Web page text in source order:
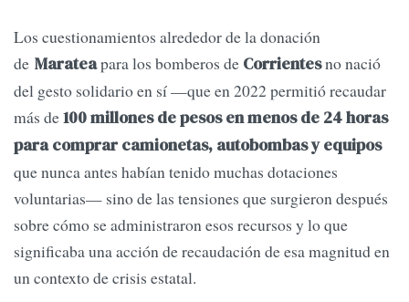
Los cuestionamientos alrededor de la donación
de Marateapara los bomberos de Corrientesno nació
del gesto solidario en sí —que en 2022 permitió recaudar
más de100 millones de pesos en menos de 24 horas
para comprar camionetas, autobombas y equipos
que nunca antes habían tenido muchas dotaciones
voluntarias— sino de las tensiones que surgieron después
sobre cómo se administraron esos recursos y lo que
significaba una acción de recaudación de esa magnitud en
un contexto de crisis estatal.